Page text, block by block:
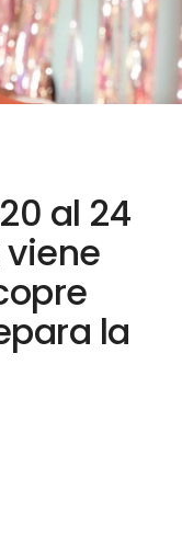
al 24
viene
la